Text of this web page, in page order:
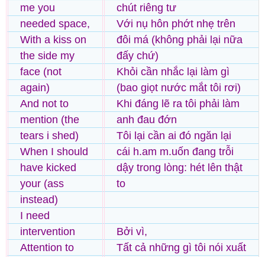
me you
needed space,
With a kiss on
the side my
face (not
again)
And not to
mention (the
tears i shed)
When I should
have kicked
your (ass
instead)
I need
intervention
Attention to
chút riêng tư
Với nụ hôn phớt nhẹ trên
đôi má (không phải lại nữa
đấy chứ)
Khỏi cần nhắc lại làm gì
(bao giọt nước mắt tôi rơi)
Khi đáng lẽ ra tôi phải làm
anh đau đớn
Tôi lại cần ai đó ngăn lại
cái h.am m.uốn đang trỗi
dậy trong lòng: hét lên thật
to
Bởi vì,
Tất cả những gì tôi nói xuất